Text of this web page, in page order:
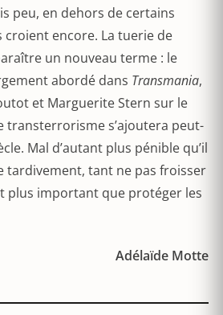
peu, en dehors de certains
croient encore. La tuerie de
un nouveau terme : le
abordé dans Transmania,
et Marguerite Stern sur le
transterrorisme s’ajoutera peut-
Mal d’autant plus pénible qu’il
tardivement, tant ne pas froisser
plus important que protéger les
Adélaïde Motte